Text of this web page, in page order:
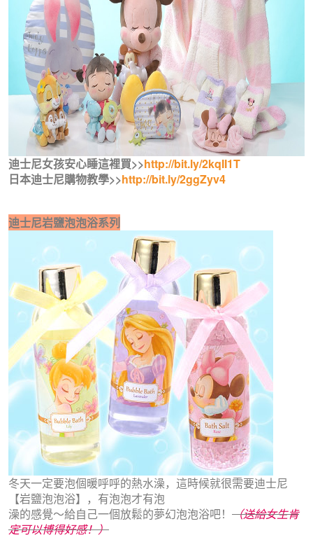
迪士尼女孩安心睡這裡買>>http://bit.ly/2kqII1T
日本迪士尼購物教學>>http://bit.ly/2ggZyv4
迪士尼岩鹽泡泡浴系列
冬天一定要泡個暖呼呼的熱水澡，這時候就很需要迪士尼
【岩鹽泡泡浴】，有泡泡才有泡
澡的感覺～給自己一個放鬆的夢幻泡泡浴吧！ （送給女生肯
定可以博得好感！）